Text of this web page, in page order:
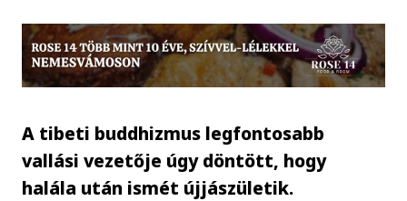
A tibeti buddhizmus legfontosabb
vallási vezetője úgy döntött, hogy
halála után ismét újjászületik.